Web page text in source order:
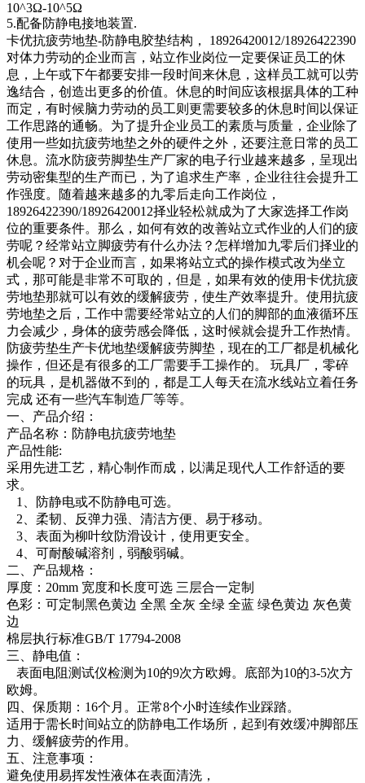
10^3Ω-10^5Ω
5.配备防静电接地装置.
卡优抗疲劳地垫-防静电胶垫结构， 18926420012/18926422390
对体力劳动的企业而言，站立作业岗位一定要保证员工的休
息，上午或下午都要安排一段时间来休息，这样员工就可以劳
逸结合，创造出更多的价值。休息的时间应该根据具体的工种
而定，有时候脑力劳动的员工则更需要较多的休息时间以保证
工作思路的通畅。为了提升企业员工的素质与质量，企业除了
使用一些如抗疲劳地垫之外的硬件之外，还要注意日常的员工
休息。流水防疲劳脚垫生产厂家的电子行业越来越多，呈现出
劳动密集型的生产而已，为了追求生产率，企业往往会提升工
作强度。随着越来越多的九零后走向工作岗位，
18926422390/18926420012择业轻松就成为了大家选择工作岗
位的重要条件。那么，如何有效的改善站立式作业的人们的疲
劳呢？经常站立脚疲劳有什么办法？怎样增加九零后们择业的
机会呢？对于企业而言，如果将站立式的操作模式改为坐立
式，那可能是非常不可取的，但是，如果有效的使用卡优抗疲
劳地垫那就可以有效的缓解疲劳，使生产效率提升。使用抗疲
劳地垫之后，工作中需要经常站立的人们的脚部的血液循环压
力会减少，身体的疲劳感会降低，这时候就会提升工作热情。
防疲劳垫生产卡优地垫缓解疲劳脚垫，现在的工厂都是机械化
操作，但还是有很多的工厂需要手工操作的。 玩具厂，零碎
的玩具，是机器做不到的，都是工人每天在流水线站立着任务
完成 还有一些汽车制造厂等等。
一、产品介绍：
产品名称：防静电抗疲劳地垫
产品性能:
采用先进工艺，精心制作而成，以满足现代人工作舒适的要
求。
1、防静电或不防静电可选。
2、柔韧、反弹力强、清洁方便、易于移动。
3、表面为柳叶纹防滑设计，使用更安全。
4、可耐酸碱溶剂，弱酸弱碱。
二、产品规格：
厚度：20mm 宽度和长度可选 三层合一定制
色彩：可定制黑色黄边 全黑 全灰 全绿 全蓝 绿色黄边 灰色黄
边
棉层执行标准GB/T 17794-2008
三、静电值：
表面电阻测试仪检测为10的9次方欧姆。底部为10的3-5次方
欧姆。
四、保质期：16个月。正常8个小时连续作业踩踏。
适用于需长时间站立的防静电工作场所，起到有效缓冲脚部压
力、缓解疲劳的作用。
五、注意事项：
避免使用易挥发性液体在表面清洗，